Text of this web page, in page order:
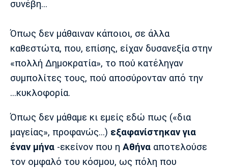
συνέβη...
Όπως δεν μάθαιναν κάποιοι, σε άλλα
καθεστώτα, που, επίσης, είχαν δυσανεξία στην
«πολλή Δημοκρατία», το πού κατέληγαν
συμπολίτες τους, πού αποσύρονταν από την
...κυκλοφορία.
Όπως δεν μάθαμε κι εμείς εδώ πως («δια
μαγείας», προφανώς...) εξαφανίστηκαν για
έναν μήνα -εκείνον που η Αθήνα αποτελούσε
τον ομφαλό του κόσμου, ως πόλη που